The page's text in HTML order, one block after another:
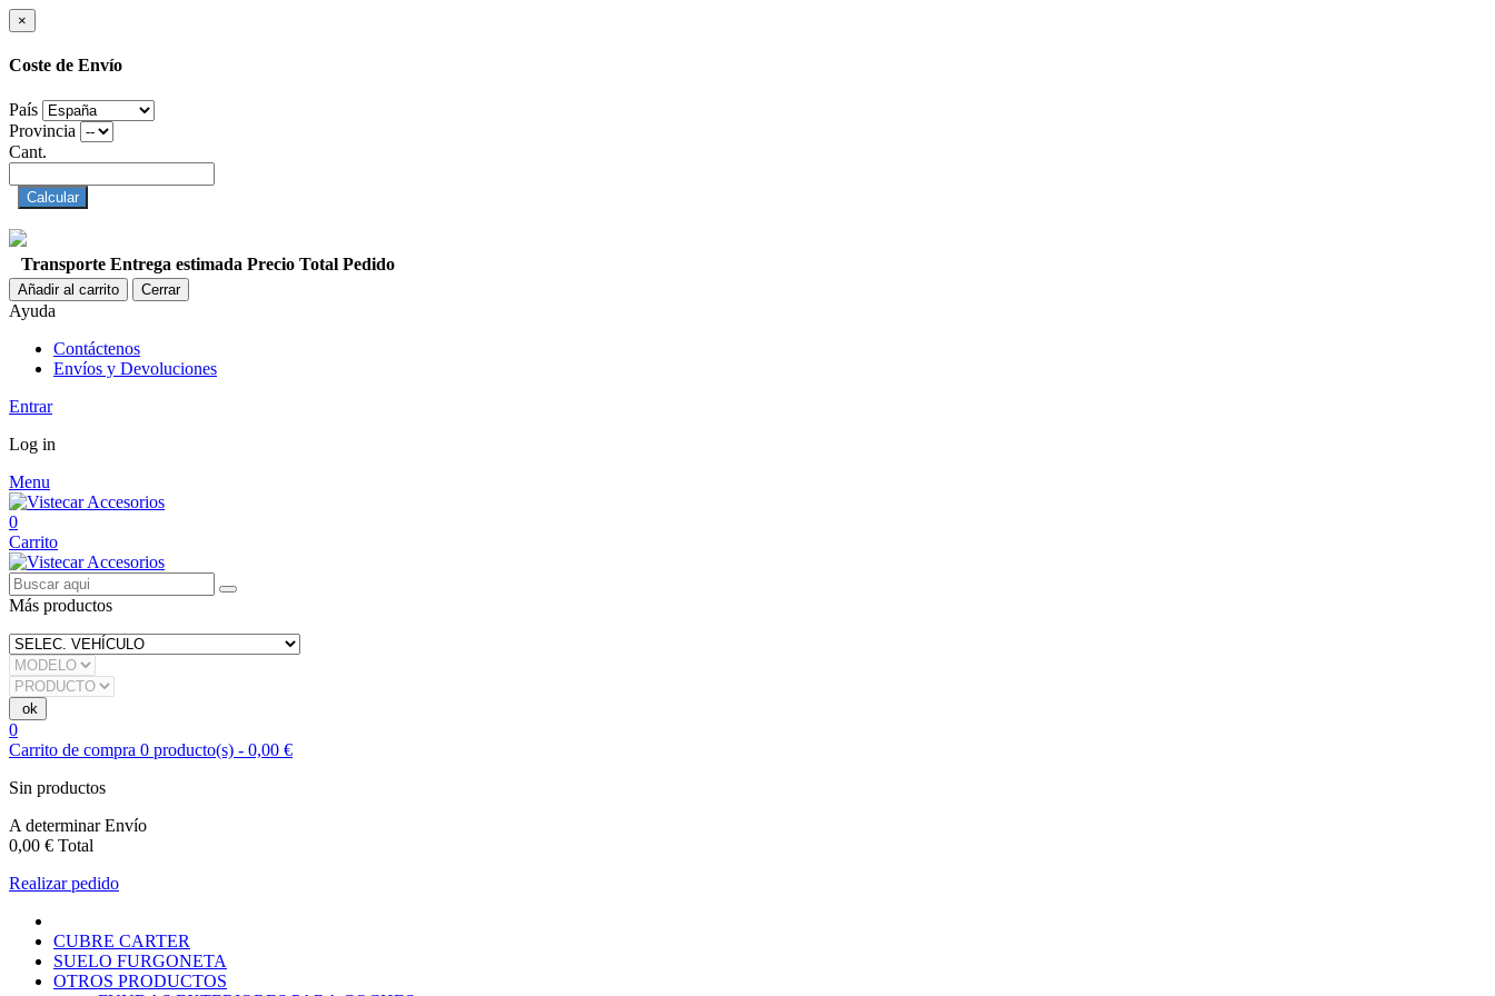
×
Coste de Envío
País
Provincia
Cant.
Calcular
Transporte Entrega estimada Precio Total Pedido
Añadir al carrito Cerrar
Ayuda
Contáctenos
Envíos y Devoluciones
Entrar
Log in
Menu
0
Carrito
Más productos
0
Carrito de compra 0 producto(s) - 0,00 €
Sin productos
A determinarEnvío
0,00 € Total
Realizar pedido
CUBRE CARTER
SUELO FURGONETA
OTROS PRODUCTOS